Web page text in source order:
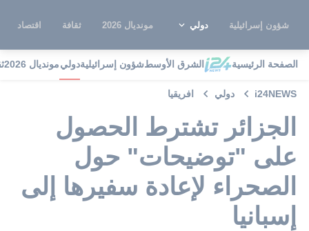
شؤون إسرائيلية دولي مونديال 2026 ثقافة اقتصاد
الصفحة الرئيسية الشرق الأوسطشؤون إسرائيليةدوليمونديال 2026
i24NEWS دولي افريقيا
الجزائر تشترط الحصول
على "توضيحات" حول
الصحراء لإعادة سفيرها إلى
إسبانيا